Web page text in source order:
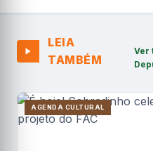
LEIA
TAMBÉM
Ver
AGENDA CULTURAL